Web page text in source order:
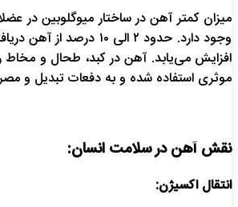
میزان کمتر آهن در ساختار میوگلوبین در
افزایش می‌یابد. آهن در کبد، طحال و مخاط
موثری استفاده شده و به دفعات تبدیل و
نقش آهن در سلامت انسان:
انتقال اکسیژن: